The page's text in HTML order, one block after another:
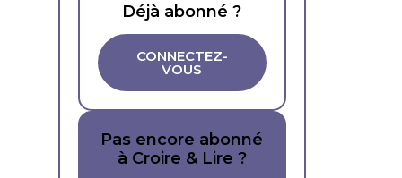
Déjà abonné ?
CONNECTEZ-
VOUS
Pas encore abonné
à Croire & Lire ?